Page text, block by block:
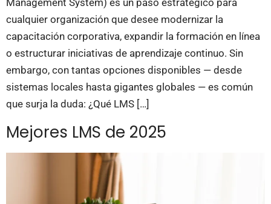
Management System) es un paso estratégico para
cualquier organización que desee modernizar la
capacitación corporativa, expandir la formación en línea
o estructurar iniciativas de aprendizaje continuo. Sin
embargo, con tantas opciones disponibles — desde
sistemas locales hasta gigantes globales — es común
que surja la duda: ¿Qué LMS […]
Mejores LMS de 2025